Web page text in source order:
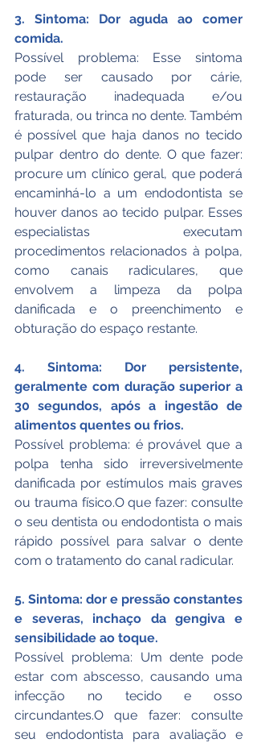
3. Sintoma: Dor aguda ao comer
comida.
Possível problema: Esse sintoma
pode ser causado por cárie,
restauração inadequada e/ou
fraturada, ou trinca no dente. Também
é possível que haja danos no tecido
pulpar dentro do dente. O que fazer:
procure um clínico geral, que poderá
encaminhá-lo a um endodontista se
houver danos ao tecido pulpar. Esses
especialistas executam
procedimentos relacionados à polpa,
como canais radiculares, que
envolvem a limpeza da polpa
danificada e o preenchimento e
obturação do espaço restante.
4. Sintoma: Dor persistente,
geralmente com duração superior a
30 segundos, após a ingestão de
alimentos quentes ou frios.
Possível problema: é provável que a
polpa tenha sido irreversivelmente
danificada por estímulos mais graves
ou trauma físico.O que fazer: consulte
o seu dentista ou endodontista o mais
rápido possível para salvar o dente
com o tratamento do canal radicular.
5. Sintoma: dor e pressão constantes
e severas, inchaço da gengiva e
sensibilidade ao toque.
Possível problema: Um dente pode
estar com abscesso, causando uma
infecção no tecido e osso
circundantes.O que fazer: consulte
seu endodontista para avaliação e